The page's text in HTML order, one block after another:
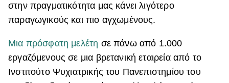
στην πραγματικότητα μας κάνει λιγότερο
παραγωγικούς και πιο αγχωμένους.
Μια πρόσφατη μελέτη σε πάνω από 1.000
εργαζόμενους σε μια βρετανική εταιρεία από το
Ινστιτούτο Ψυχιατρικής του Πανεπιστημίου του